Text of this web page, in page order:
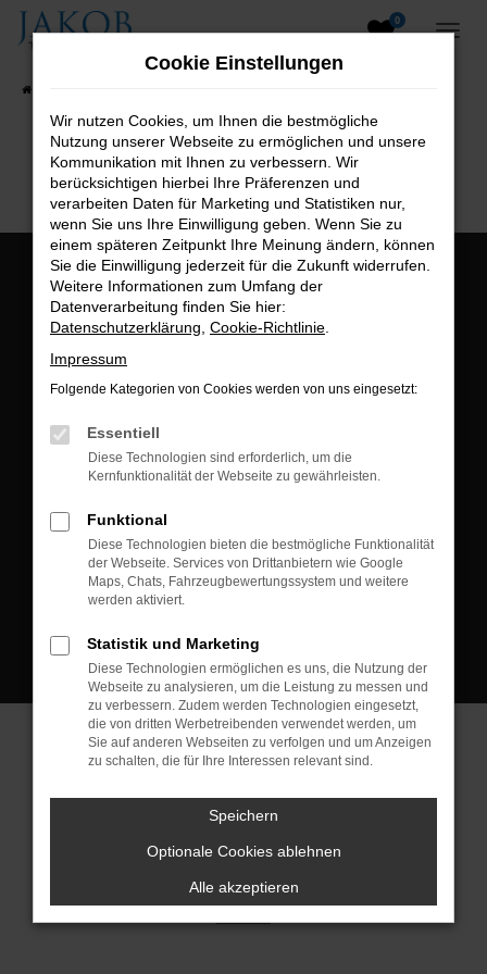
Zum
0
B2B-Shop
Öffnungszeiten:
Montag bis Freitag:
Postadresse:
Kontakt:
Tel.: +49 3745 760 90 20
Fax: +49 3745 760 90 21
Mail: fj@jakob-trading.com
Cookie Einstellungen
© 2026 Jakob Trading GmbH | Neustädter Straße 1 | DE-08223
Neustadt/Vogtland | fj@jakob-trading.com | Webdesign by audaris.de
Cookie Einstellungen
Wir nutzen Cookies, um Ihnen die bestmögliche
Nutzung unserer Webseite zu ermöglichen und unsere
Kommunikation mit Ihnen zu verbessern. Wir
berücksichtigen hierbei Ihre Präferenzen und
verarbeiten Daten für Marketing und Statistiken nur,
wenn Sie uns Ihre Einwilligung geben. Wenn Sie zu
einem späteren Zeitpunkt Ihre Meinung ändern, können
Sie die Einwilligung jederzeit für die Zukunft widerrufen.
Weitere Informationen zum Umfang der
Datenverarbeitung finden Sie hier:
Datenschutzerklärung Cookie-Richtlinie
Impressum
Folgende Kategorien von Cookies werden von uns eingesetzt:
Essentiell
Diese Technologien sind erforderlich, um die
Kernfunktionalität der Webseite zu gewährleisten.
Funktional
Diese Technologien bieten die bestmögliche Funktionalität
der Webseite. Services von Drittanbietern wie Google
Maps, Chats, Fahrzeugbewertungssystem und weitere
werden aktiviert.
Statistik und Marketing
Diese Technologien ermöglichen es uns, die Nutzung der
Webseite zu analysieren, um die Leistung zu messen und
zu verbessern. Zudem werden Technologien eingesetzt,
die von dritten Werbetreibenden verwendet werden, um
Sie auf anderen Webseiten zu verfolgen und um Anzeigen
zu schalten, die für Ihre Interessen relevant sind.
Speichern
Optionale Cookies ablehnen
Alle akzeptieren